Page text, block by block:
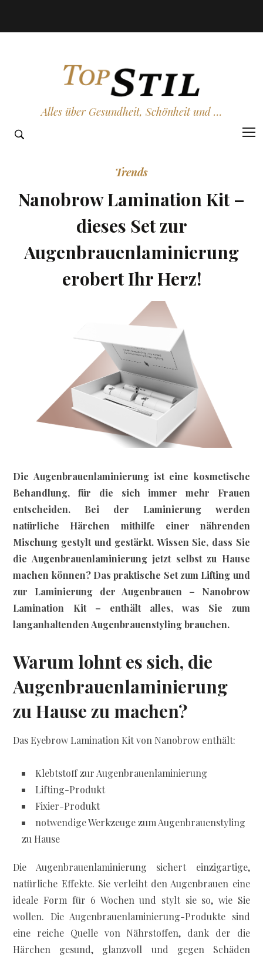
Alles über Gesundheit, Schönheit und …
Trends
Nanobrow Lamination Kit –
dieses Set zur
Augenbrauenlaminierung
erobert Ihr Herz!
Die Augenbrauenlaminierung ist eine kosmetische
Behandlung, für die sich immer mehr Frauen
entscheiden. Bei der Laminierung werden
natürliche Härchen mithilfe einer nährenden
Mischung gestylt und gestärkt. Wissen Sie, dass Sie
die Augenbrauenlaminierung jetzt selbst zu Hause
machen können? Das praktische Set zum Lifting und
zur Laminierung der Augenbrauen – Nanobrow
Lamination Kit – enthält alles, was Sie zum
langanhaltenden Augenbrauenstyling brauchen.
Warum lohnt es sich, die
Augenbrauenlaminierung
zu Hause zu machen?
Das Eyebrow Lamination Kit von Nanobrow enthält:
Klebtstoff zur Augenbrauenlaminierung
Lifting-Produkt
Fixier-Produkt
notwendige Werkzeuge zum Augenbrauenstyling
zu Hause
Die Augenbrauenlaminierung sichert einzigartige,
natürliche Effekte. Sie verleiht den Augenbrauen eine
ideale Form für 6 Wochen und stylt sie so, wie Sie
wollen. Die Augenbrauenlaminierung-Produkte sind
eine reiche Quelle von Nährstoffen, dank der die
Härchen gesund, glanzvoll und gegen Schäden